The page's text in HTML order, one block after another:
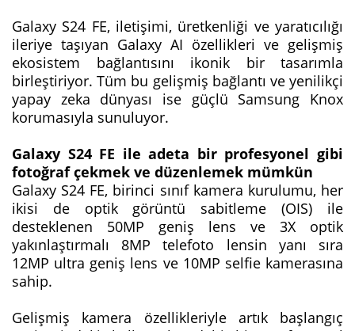
Galaxy S24 FE, iletişimi, üretkenliği ve yaratıcılığı
ileriye taşıyan Galaxy AI özellikleri ve gelişmiş
ekosistem bağlantısını ikonik bir tasarımla
birleştiriyor. Tüm bu gelişmiş bağlantı ve yenilikçi
yapay zeka dünyası ise güçlü Samsung Knox
korumasıyla sunuluyor.
Galaxy S24 FE ile adeta bir profesyonel gibi
fotoğraf çekmek ve düzenlemek mümkün
Galaxy S24 FE, birinci sınıf kamera kurulumu, her
ikisi de optik görüntü sabitleme (OIS) ile
desteklenen 50MP geniş lens ve 3X optik
yakınlaştırmalı 8MP telefoto lensin yanı sıra
12MP ultra geniş lens ve 10MP selfie kamerasına
sahip.
Gelişmiş kamera özellikleriyle artık başlangıç